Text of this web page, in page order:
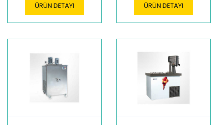
ÜRÜN DETAYI ÜRÜN DETAYI